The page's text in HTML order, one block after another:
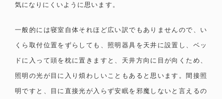
気になりにくいように思います。
一般的には寝室自体それほど広い訳でもありませんので、い
くら取付位置をずらしても、照明器具を天井に設置し、ベッ
ドに入って頭を枕に置きますと、天井方向に目が向くため、
照明の光が目に入り煩わしいこともあると思います。間接照
明ですと、目に直接光が入らず安眠を邪魔しないと言えるの